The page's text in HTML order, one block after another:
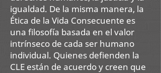
igualdad. De la misma manera, la
Ética de la Vida Consecuente es
una filosofía basada en el valor
intrínseco de cada ser humano
individual. Quienes defienden la
CLE están de acuerdo y creen que